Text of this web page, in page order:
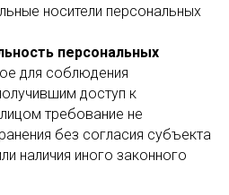
носители персональных
персональных
для соблюдения
доступ к
требование не
без согласия субъекта
наличия иного законного